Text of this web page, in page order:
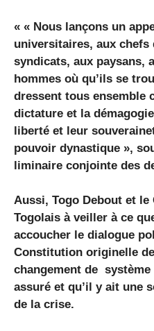
« « Nous lançons un
universitaires, aux chefs
syndicats, aux paysans,
hommes où qu’ils se
dressent tous ensemble
dictature et la
liberté et leur
pouvoir dynastique »,
liminaire conjointe des
Aussi, Togo Debout et
Togolais à veiller à ce
accoucher le dialogue
Constitution originelle
changement de
assuré et qu’il y ait une
de la crise.